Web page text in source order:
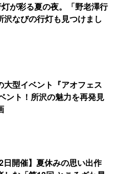
が彩る夏の夜。「野老澤行
沢なびの行灯も見つけまし
大型イベント『アオフェス
ント！所沢の魅力を再発見
日開催】夏休みの思い出作